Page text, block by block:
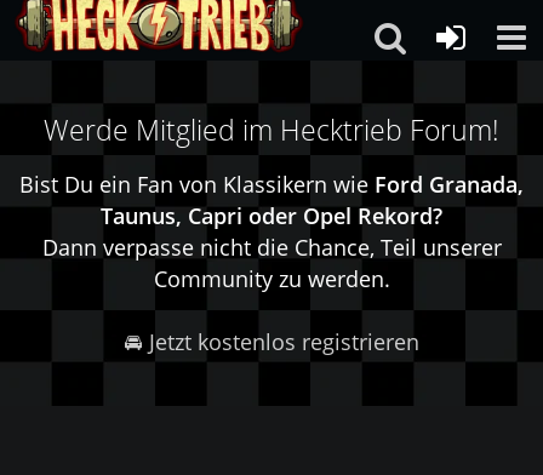
Werde Mitglied im Hecktrieb Forum!
Bist Du ein Fan von Klassikern wie Ford Granada,
Taunus, Capri oder Opel Rekord?
Dann verpasse nicht die Chance, Teil unserer
Community zu werden.
🚘 Jetzt kostenlos registrieren